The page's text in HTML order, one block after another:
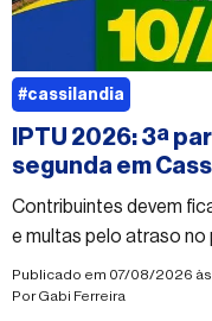
IPTU 2026: 3ª
segunda em
Contribuintes devem
e multas pelo atraso no
Publicado em 07/08/2026 às
PorGabi Ferreira
#cassilandia